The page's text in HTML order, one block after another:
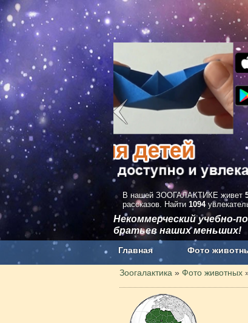
В нашей ЗООГАЛАКТИКЕ живет
рассказов. Найти 1094
Некоммерческий учебно-
братьев наших меньших!
Главная Фото
Наши приложения.
Зоогалактика » Фото животных